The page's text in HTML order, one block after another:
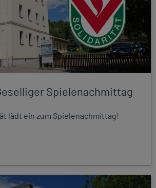
Spielenachmittag
lädt ein zum Spielenachmittag!